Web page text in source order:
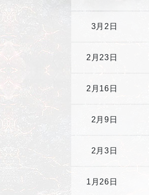
3月2日
2月23日
2月16日
2月9日
2月3日
1月26日